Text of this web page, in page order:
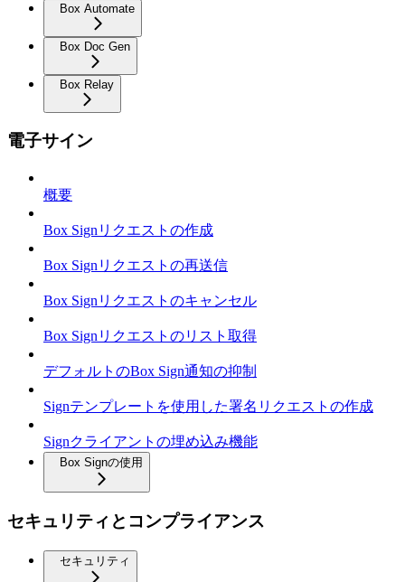
Box Automate
Box Doc Gen
Box Relay
電子サイン
概要
Box Signリクエストの作成
Box Signリクエストの再送信
Box Signリクエストのキャンセル
Box Signリクエストのリスト取得
デフォルトのBox Sign通知の抑制
Signテンプレートを使用した署名リクエストの作成
Signクライアントの埋め込み機能
Box Signの使用
セキュリティとコンプライアンス
セキュリティ